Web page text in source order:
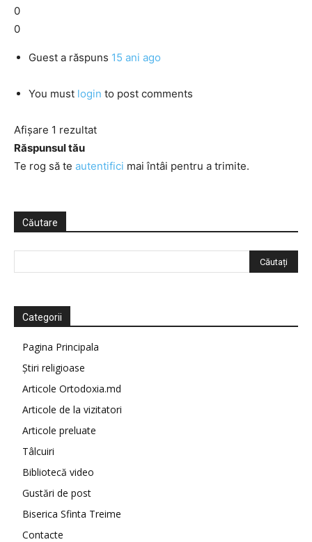
0
0
Guest a răspuns 15 ani ago
You must login to post comments
Afișare 1 rezultat
Răspunsul tău
Te rog să te autentifici mai întâi pentru a trimite.
Căutare
Categorii
Pagina Principala
Știri religioase
Articole Ortodoxia.md
Articole de la vizitatori
Articole preluate
Tâlcuiri
Bibliotecă video
Gustări de post
Biserica Sfinta Treime
Contacte